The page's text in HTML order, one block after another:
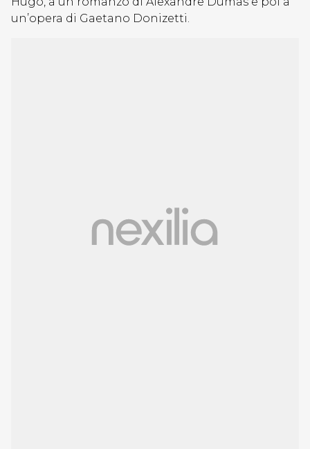
un’opera di Gaetano Donizetti.